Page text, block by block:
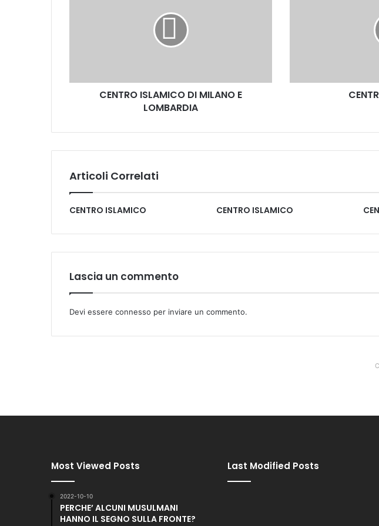
CENTRO ISLAMICO DI MILANO E
LOMBARDIA
Articoli Correlati
CENTRO ISLAMICO CENTRO ISLAMICO
Lascia un commento
Devi essere connesso per inviare un commento.
Most Viewed Posts
2022-10-10
PERCHE’ ALCUNI MUSULMANI
HANNO IL SEGNO SULLA FRONTE?
Last Modified Posts